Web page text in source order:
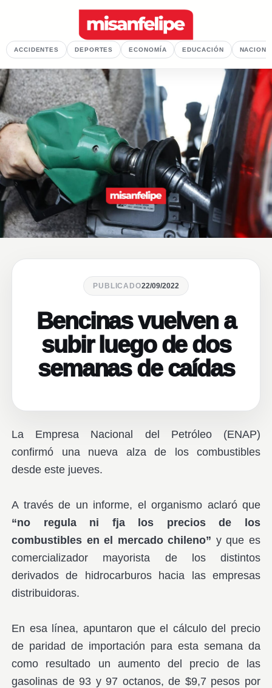
ACCIDENTES DEPORTES ECONOMÍA EDUCACIÓN
PUBLICADO22/09/2022
Bencinas vuelven a
subir luego de dos
semanas de caídas
La Empresa Nacional del Petróleo (ENAP)
confirmó una nueva alza de los combustibles
desde este jueves.
A través de un informe, el organismo aclaró que
“no regula ni fja los precios de los
combustibles en el mercado chileno” y que es
comercializador mayorista de los distintos
derivados de hidrocarburos hacia las empresas
distribuidoras.
En esa línea, apuntaron que el cálculo del precio
de paridad de importación para esta semana da
como resultado un aumento del precio de las
gasolinas de 93 y 97 octanos, de $9,7 pesos por